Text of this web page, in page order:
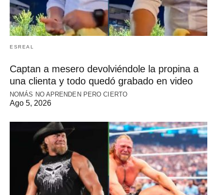
ESREAL
Captan a mesero devolviéndole la propina a
una clienta y todo quedó grabado en video
NOMÁS NO APRENDEN PERO CIERTO
Ago 5, 2026